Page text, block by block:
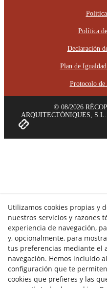
Política
Declaración
Plan de
Protocolo de
© 08/2026
ARQUITECTÒNIQUES, S.L.
Utilizamos cookies propias y
nuestros servicios y razones
experiencia de navegación,
y, opcionalmente, para
tus preferencias mediante el
navegación. Hemos incluido
configuración que te
cookies que prefieres y las